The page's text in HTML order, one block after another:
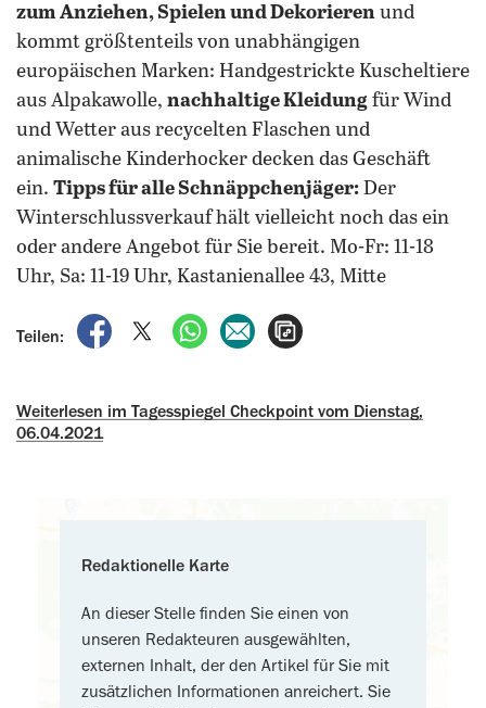
zum Anziehen, Spielen und Dekorieren und
kommt größtenteils von unabhängigen
europäischen Marken: Handgestrickte Kuscheltiere
aus Alpakawolle, nachhaltige Kleidung für Wind
und Wetter aus recycelten Flaschen und
animalische Kinderhocker decken das Geschäft
ein. Tipps für alle Schnäppchenjäger: Der
Winterschlussverkauf hält vielleicht noch das ein
oder andere Angebot für Sie bereit. Mo-Fr: 11-18
Uhr, Sa: 11-19 Uhr, Kastanienallee 43, Mitte
Teilen:
auf Facebook teilen
auf X teilenper WhatsApp teilen
per E-Mail teilen
Weiterlesen im Tagesspiegel Checkpoint vom Dienstag,
06.04.2021
Redaktionelle Karte
An dieser Stelle finden Sie einen von
unseren Redakteuren ausgewählten,
externen Inhalt, der den Artikel für Sie mit
zusätzlichen Informationen anreichert. Sie